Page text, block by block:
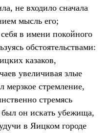
не входило сначала
мысль его;
в имени покойного
обстоятельствами:
казаков,
увеличивая злые
мерзкое стремление,
стремясь
он искать убежища,
в Яицком городе